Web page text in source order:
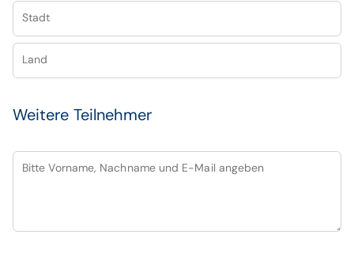
Stadt
Land
Weitere Teilnehmer
Bitte Vorname, Nachname und E-Mail angeben